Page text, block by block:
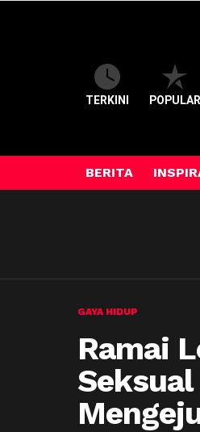
TERKINI POPULAR
BERITA
GAYA HIDUP
Ramai